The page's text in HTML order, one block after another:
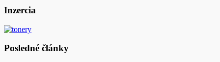
Inzercia
Posledné články